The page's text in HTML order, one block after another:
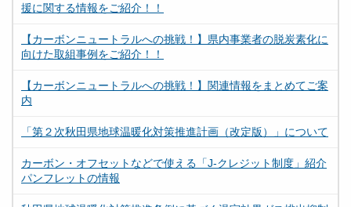
援に関する情報をご紹介！！
【カーボンニュートラルへの挑戦！】県内事業者の脱炭素化に
向けた取組事例をご紹介！！
【カーボンニュートラルへの挑戦！】関連情報をまとめてご案
内
「第２次秋田県地球温暖化対策推進計画（改定版）」について
カーボン・オフセットなどで使える「J-クレジット制度」紹介
パンフレットの情報